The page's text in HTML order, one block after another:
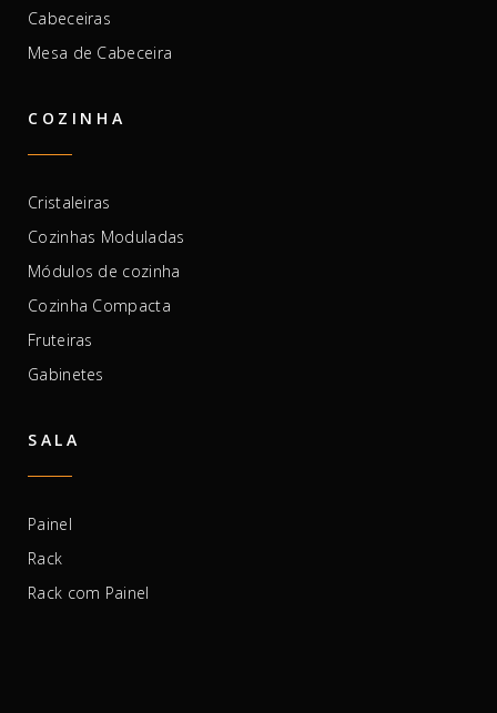
Cabeceiras
Mesa de Cabeceira
COZINHA
Cristaleiras
Cozinhas Moduladas
Módulos de cozinha
Cozinha Compacta
Fruteiras
Gabinetes
SALA
Painel
Rack
Rack com Painel